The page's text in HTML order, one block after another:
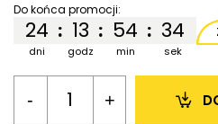
Do końca promocji:
:
dni
24 :
godz
13 :
min
54
sek
34
- +